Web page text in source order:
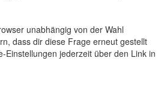
unabhängig von der Wahl
dass dir diese Frage erneut gestellt
Einstellungen jederzeit über den Link in